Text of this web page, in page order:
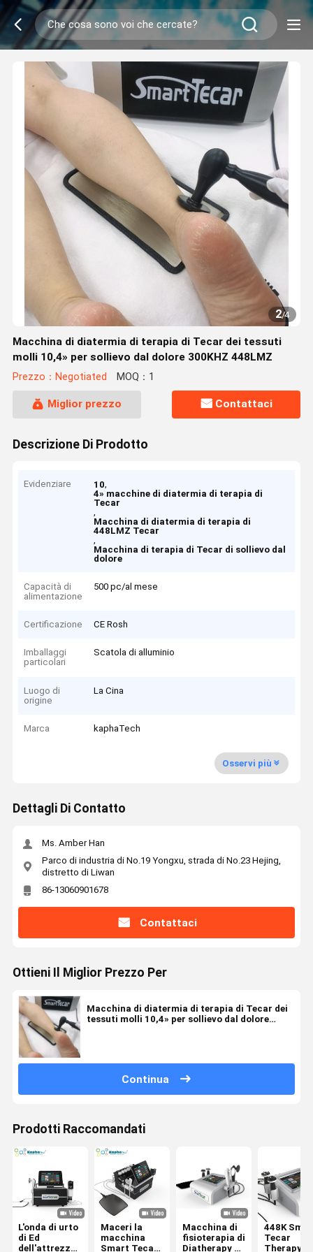
2/4
Macchina di diatermia di terapia di Tecar dei tessuti
molli 10,4» per sollievo dal dolore 300KHZ 448LMZ
Prezzo：Negotiated MOQ：1
Miglior prezzo Contattaci
Descrizione Di Prodotto
Evidenziare 10,
4» macchine di diatermia di terapia di
Tecar
,
Macchina di diatermia di terapia di
448LMZ Tecar
,
Macchina di terapia di Tecar di sollievo dal
dolore
Capacità di
alimentazione
500 pc/al mese
Certificazione CE Rosh
Imballaggi
particolari
Scatola di alluminio
Luogo di
origine
La Cina
Marca kaphaTech
Osservi più
Dettagli Di Contatto
Ms. Amber Han
Parco di industria di No.19 Yongxu, strada di No.23 Hejing,
distretto di Liwan
86-13060901678
Contattaci
Ottieni Il Miglior Prezzo Per
Macchina di diatermia di terapia di Tecar dei
tessuti molli 10,4» per sollievo dal dolore
Continua
Prodotti Raccomandati
L'onda di urto
di Ed
dell'attrezzatura
Maceri la
macchina
Smart Tecar
Macchina di
fisioterapia di
Diatherapy di
448K
Tecar
Therapy